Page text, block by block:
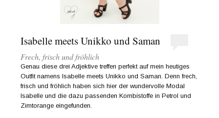
Isabelle meets Unikko und Saman
Frech, frisch und fröhlich
Genau diese drei Adjektive treffen perfekt auf mein heutiges
Outfit namens Isabelle meets Unikko und Saman. Denn frech,
frisch und fröhlich haben sich hier der wundervolle Modal
Isabelle und die dazu passenden Kombistoffe in Petrol und
Zimtorange eingefunden.